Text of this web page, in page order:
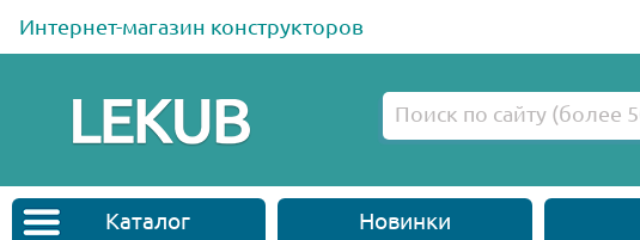
Интернет-магазин конструкторов
Каталог Новинки